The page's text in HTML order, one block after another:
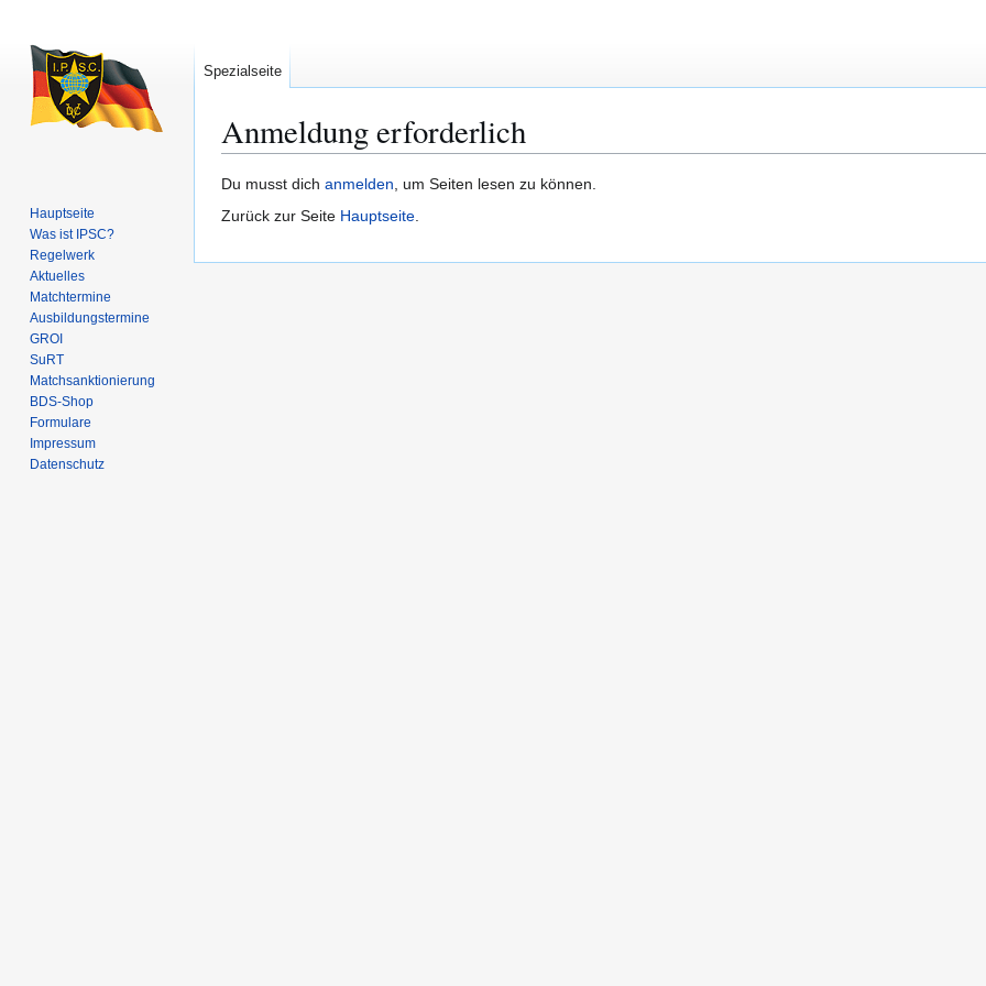
Anmeldung erforderlich
Zur
Navigation
Zur
Suche
Du musst dich anmelden, um Seiten lesen zu können.
Zurück zur Seite Hauptseite.
Spezialseite
Hauptseite
Was ist IPSC?
Regelwerk
Aktuelles
Matchtermine
Ausbildungs­termine
GROI
SuRT
Match­sanktionierung
BDS-Shop
Formulare
Impressum
Datenschutz